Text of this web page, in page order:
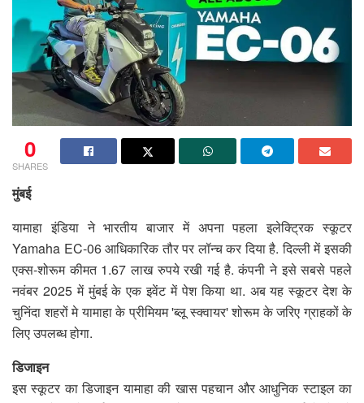
0
SHARES
मुंबई
यामाहा इंडिया ने भारतीय बाजार में अपना पहला इलेक्ट्रिक स्कूटर
Yamaha EC-06 आधिकारिक तौर पर लॉन्च कर दिया है. दिल्ली में इसकी
एक्स-शोरूम कीमत 1.67 लाख रुपये रखी गई है. कंपनी ने इसे सबसे पहले
नवंबर 2025 में मुंबई के एक इवेंट में पेश किया था. अब यह स्कूटर देश के
चुनिंदा शहरों मे यामाहा के प्रीमियम 'ब्लू स्क्वायर' शोरूम के जरिए ग्राहकों के
लिए उपलब्ध होगा.
डिजाइन
इस स्कूटर का डिजाइन यामाहा की खास पहचान और आधुनिक स्टाइल का